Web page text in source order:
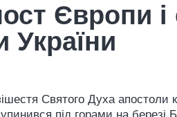
Європи і
України
Святого Духа